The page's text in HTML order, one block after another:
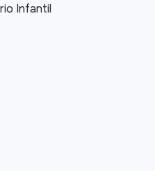
Infantil